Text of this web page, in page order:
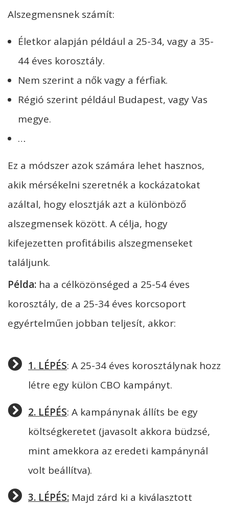
Alszegmensnek számít:
Életkor alapján például a 25-34, vagy a 35-
44 éves korosztály.
Nem szerint a nők vagy a férfiak.
Régió szerint például Budapest, vagy Vas
megye.
…
Ez a módszer azok számára lehet hasznos,
akik mérsékelni szeretnék a kockázatokat
azáltal, hogy elosztják azt a különböző
alszegmensek között. A célja, hogy
kifejezetten profitábilis alszegmenseket
találjunk.
Példa: ha a célközönséged a 25-54 éves
korosztály, de a 25-34 éves korcsoport
egyértelműen jobban teljesít, akkor:
1. LÉPÉS: A 25-34 éves korosztálynak hozz
létre egy külön CBO kampányt.
2. LÉPÉS: A kampánynak állíts be egy
költségkeretet (javasolt akkora büdzsé,
mint amekkora az eredeti kampánynál
volt beállítva).
3. LÉPÉS: Majd zárd ki a kiválasztott